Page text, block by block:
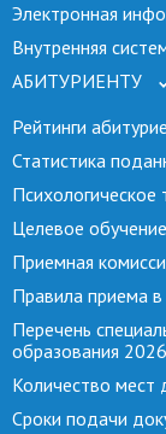
Электронная
Внутренняя
АБИТУРИЕНТУ
Рейтинги
Статистика
Психологическое
Целевое обучение
Приемная
Правила приема
Перечень
образования 2026
Количество мест
Сроки подачи